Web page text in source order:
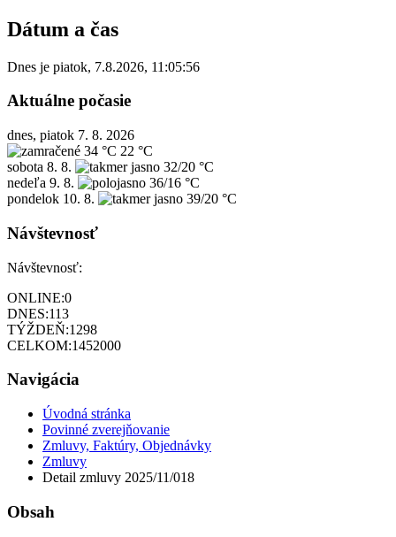
Dátum a čas
Dnes je piatok, 7.8.2026, 11:05:56
Aktuálne počasie
dnes, piatok 7. 8. 2026
34 °C 22 °C
sobota 8. 8.
32/20 °C
nedeľa 9. 8.
36/16 °C
pondelok 10. 8. 39/20 °C
Návštevnosť
Návštevnosť:
ONLINE:0
DNES:113
TÝŽDEŇ:1298
CELKOM:1452000
Navigácia
Úvodná stránka
Povinné zverejňovanie
Zmluvy, Faktúry, Objednávky
Zmluvy
Detail zmluvy 2025/11/018
Obsah